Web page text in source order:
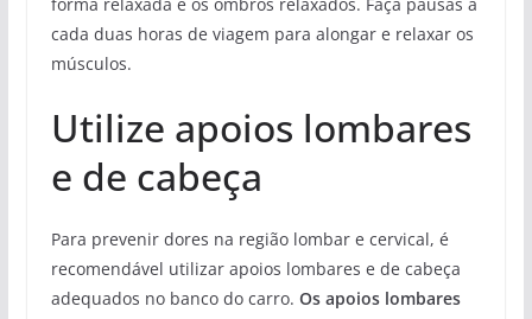
cada duas horas de viagem para alongar e relaxar os
músculos.
Utilize apoios lombares
e de cabeça
Para prevenir dores na região lombar e cervical, é
recomendável utilizar apoios lombares e de cabeça
adequados no banco do carro. Os apoios lombares